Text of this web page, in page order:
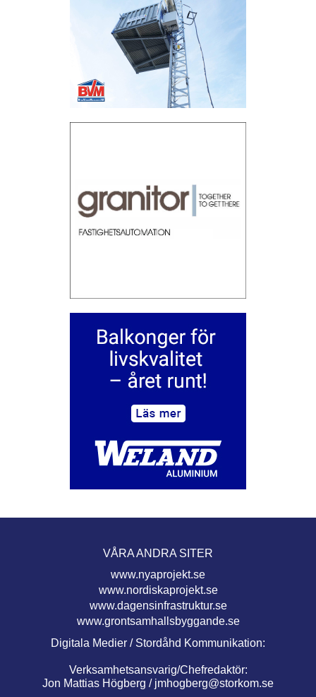
VÅRA ANDRA SITER
www.nyaprojekt.se
www.nordiskaprojekt.se
www.dagensinfrastruktur.se
www.grontsamhallsbyggande.se
Digitala Medier / Stordåhd Kommunikation:
Verksamhetsansvarig/Chefredaktör:
Jon Mattias Högberg / jmhogberg@storkom.se